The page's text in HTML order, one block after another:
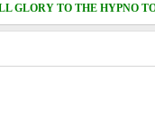
GLORY TO THE HYPNO